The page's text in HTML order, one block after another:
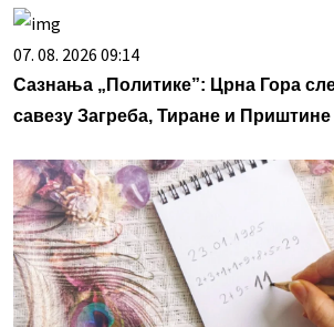
07. 08. 2026 09:14
Сазнања „Политике”: Црна Гора
савезу Загреба, Тиране и Приштине